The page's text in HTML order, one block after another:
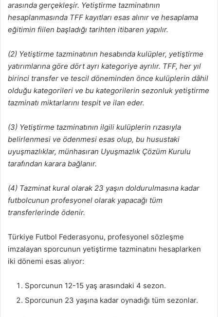
arasında gerçekleşir. Yetiştirme tazminatının
hesaplanmasında TFF kayıtları esas alınır ve hesaplama
eğitimin fiilen başladığı tarihten itibaren yapılır.
(2) Yetiştirme tazminatının hesabında kulüpler, yetiştirme
yatırımlarına göre dört ayrı kategoriye ayrılır. TFF, her yıl
birinci transfer ve tescil döneminden önce kulüplerin dâhil
olduğu kategorileri ve bu kategorilerin sezonluk yetiştirme
tazminatı miktarlarını tespit ve ilan eder.
(3) Yetiştirme tazminatının ilgili kulüplerin rızasıyla
belirlenmesi ve ödenmesi esas olup, bu husustaki
uyuşmazlıklar, münhasıran Uyuşmazlık Çözüm Kurulu
tarafından karara bağlanır.
(4) Tazminat kural olarak 23 yaşın doldurulmasına kadar
futbolcunun profesyonel olarak yapacağı tüm
transferlerinde ödenir.
Türkiye Futbol Federasyonu, profesyonel sözleşme
imzalayan sporcunun yetiştirme tazminatını hesaplarken
iki dönemi esas alıyor:
Sporcunun 12-15 yaş arasındaki 4 sezon.
Sporcunun 23 yaşına kadar oynadığı tüm sezonlar.